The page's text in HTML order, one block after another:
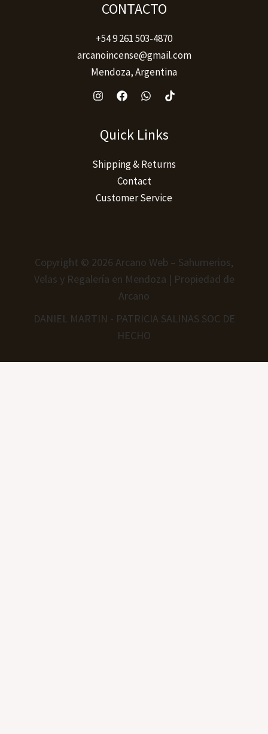
CONTACTO
+54 9 261 503-4870
arcanoincense@gmail.com
Mendoza, Argentina
Quick Links
Shipping & Returns
Contact
Customer Service
Copyright © 2026 Arcano Web – Sahumerios,
Velas y Regalería en Mendoza | Propiedad de
Arcano
DANIEL MARTIN - PATRICIA SALINAS SOC DE
HECHO